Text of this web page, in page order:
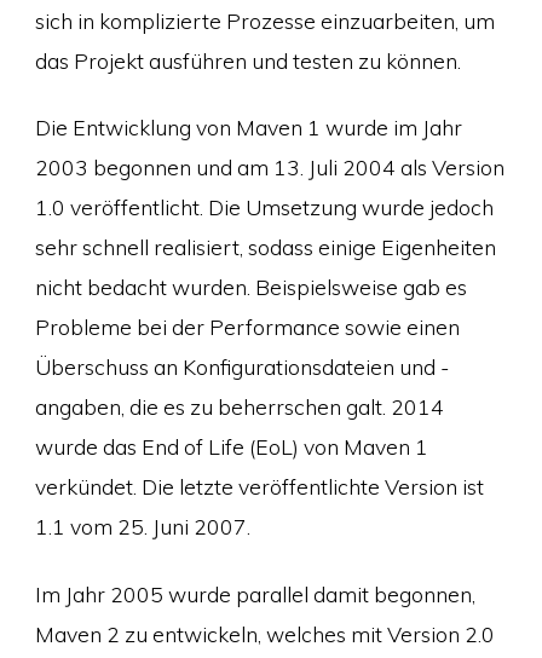
sich in komplizierte Prozesse einzuarbeiten, um
das Projekt ausführen und testen zu können.
Die Entwicklung von Maven 1 wurde im Jahr
2003 begonnen und am 13. Juli 2004 als Version
1.0 veröffentlicht. Die Umsetzung wurde jedoch
sehr schnell realisiert, sodass einige Eigenheiten
nicht bedacht wurden. Beispielsweise gab es
Probleme bei der Performance sowie einen
Überschuss an Konfigurationsdateien und -
angaben, die es zu beherrschen galt. 2014
wurde das End of Life (EoL) von Maven 1
verkündet. Die letzte veröffentlichte Version ist
1.1 vom 25. Juni 2007.
Im Jahr 2005 wurde parallel damit begonnen,
Maven 2 zu entwickeln, welches mit Version 2.0